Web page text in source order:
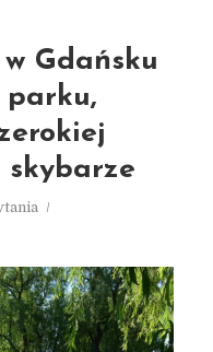
Gdańsku
parku,
skybarze